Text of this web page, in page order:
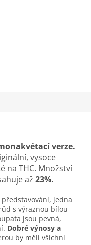
verze.
vysoce
na THC. Množství
až 23%.
jedna
s výraznou bílou
jsou pevná,
Dobré výnosy a
by měli všichni